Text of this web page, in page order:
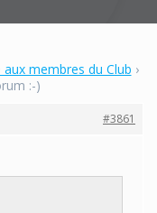
aux membres du Club ›
:-)
#3861